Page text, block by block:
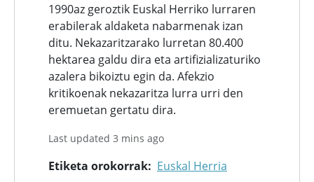
1990az geroztik Euskal Herriko lurraren
erabilerak aldaketa nabarmenak izan
ditu. Nekazaritzarako lurretan 80.400
hektarea galdu dira eta artifizializaturiko
azalera bikoiztu egin da. Afekzio
kritikoenak nekazaritza lurra urri den
eremuetan gertatu dira.
Last updated 3 mins ago
Etiketa orokorrak Euskal Herria